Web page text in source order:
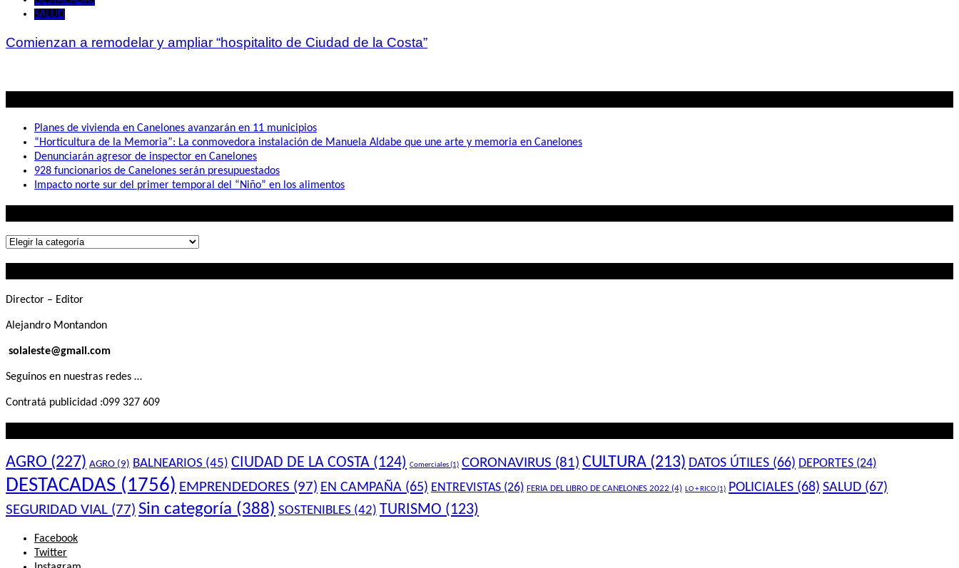
SALUD
Comienzan a remodelar y ampliar “hospitalito de Ciudad de la Costa”
Planes de vivienda en Canelones avanzarán en 11 municipios
“Horticultura de la Memoria”: La conmovedora instalación de Manuela Aldabe que une arte y memoria en Canelones
Denunciarán agresor de inspector en Canelones
928 funcionarios de Canelones serán presupuestados
Impacto norte sur del primer temporal del “Niño” en los alimentos
Lo
Director – Editor
Alejandro Montandon
solaleste@gmail.com
Seguinos en nuestras redes …
Contratá publicidad :099 327 609
AGRO (227) AGRO (9) BALNEARIOS (45) CIUDAD DE LA COSTA (124) Comerciales(1) CORONAVIRUS (81) CULTURA (213) DATOS ÚTILES (66) DEPORTES (24)
DESTACADAS (1756) EMPRENDEDORES (97) EN CAMPAÑA (65) ENTREVISTAS (26) FERIA DEL LIBRO DE CANELONES 2022 (4) LO + RICO(1) POLICIALES (68) SALUD (67)
SEGURIDAD VIAL (77) Sin categoría (388) SOSTENIBLES (42) TURISMO (123)
Facebook
Twitter